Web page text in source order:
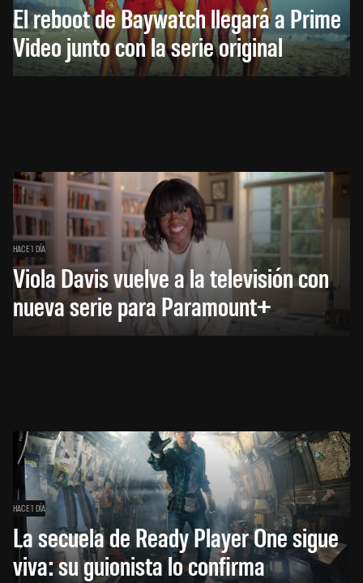
El reboot de Baywatch llegará a Prime
Video junto con la serie original
HACE 1 DÍA
Viola Davis vuelve a la televisión con
nueva serie para Paramount+
HACE 1 DÍA
La secuela de Ready Player One sigue
viva: su guionista lo confirma